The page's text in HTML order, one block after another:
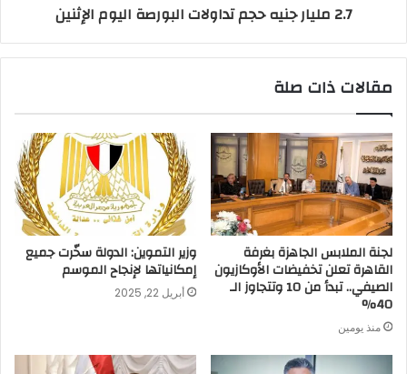
2.7 مليار جنيه حجم تداولات البورصة اليوم الإثنين
مقالات ذات صلة
لجنة الملابس الجاهزة بغرفة
القاهرة تعلن تخفيضات الأوكازيون
الصيفي.. تبدأ من 10 وتتجاوز الـ
40%
منذ يومين
وزير التموين: الدولة سخّرت جميع
إمكانياتها لإنجاح الموسم
أبريل 22, 2025